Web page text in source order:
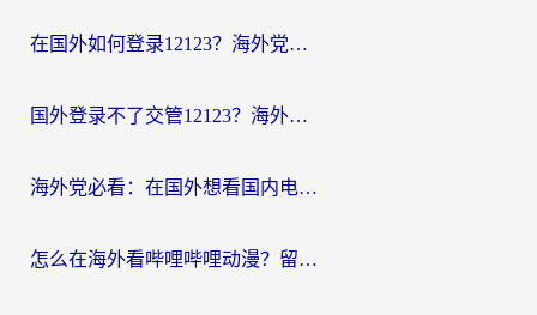
在国外如何登录12123？海外党必备的回国加速实用指南
国外登录不了交管12123？海外华人亲测有效的回国加速器选择指南
海外党必看：在国外想看国内电视剧用什么软件？3步解决地域限制
怎么在海外看哔哩哔哩动漫？留学生亲测有效的回国加速方案